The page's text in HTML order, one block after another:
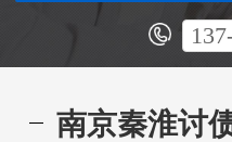
南京秦淮讨